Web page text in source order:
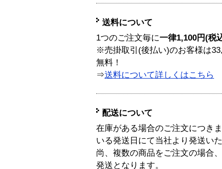
送料について
1つのご注文毎に一律1,100円(税
※売掛取引(後払い)のお客様は
無料！
⇒送料について詳しくはこちら
配送について
在庫がある場合のご注文につき
いる発送日にて当社より発送い
尚、複数の商品をご注文の場合
発送となります。